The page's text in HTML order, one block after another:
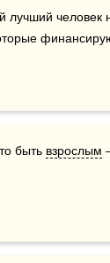
лучший человек
быть взрослым